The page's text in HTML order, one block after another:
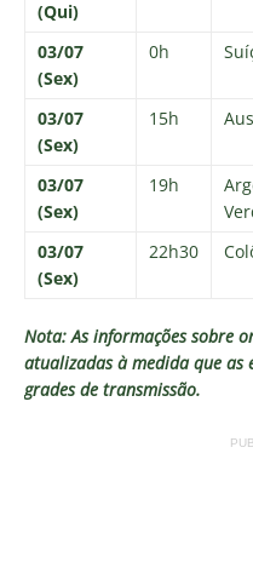
(Qui)
03/07
(Sex)
0h
03/07
(Sex)
15h
03/07
(Sex)
19h
03/07
(Sex)
22h30
Nota: As informações sobre
atualizadas à medida que as
grades de transmissão.